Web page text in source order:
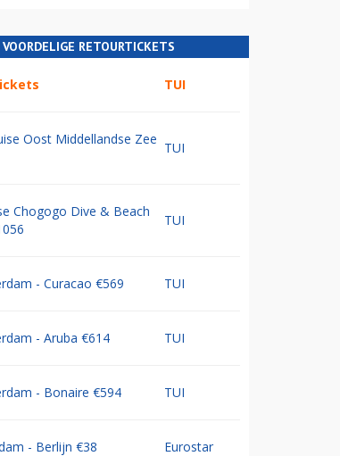
VOORDELIGE RETOURTICKETS
TUI
Oost Middellandse Zee
TUI
Chogogo Dive & Beach
TUI
- Curacao €569 TUI
- Aruba €614 TUI
- Bonaire €594 TUI
- Berlijn €38 Eurostar